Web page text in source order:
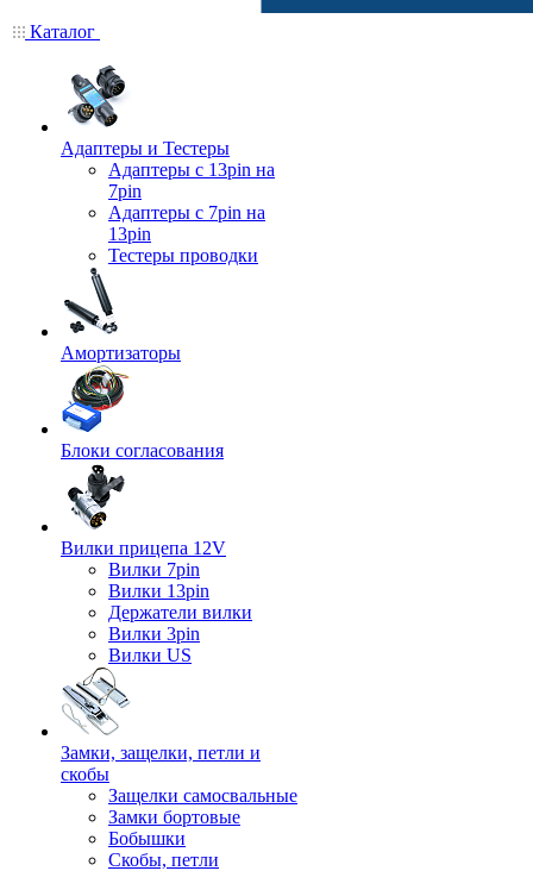
Каталог
Адаптеры и Тестеры
Адаптеры с 13pin на
7pin
Адаптеры с 7pin на
13pin
Тестеры проводки
Амортизаторы
Блоки согласования
Вилки прицепа 12V
Вилки 7pin
Вилки 13pin
Держатели вилки
Вилки 3pin
Вилки US
Замки, защелки, петли и
скобы
Защелки самосвальные
Замки бортовые
Бобышки
Скобы, петли